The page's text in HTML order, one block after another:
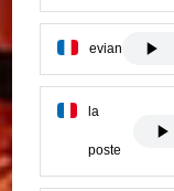
evian
la
poste